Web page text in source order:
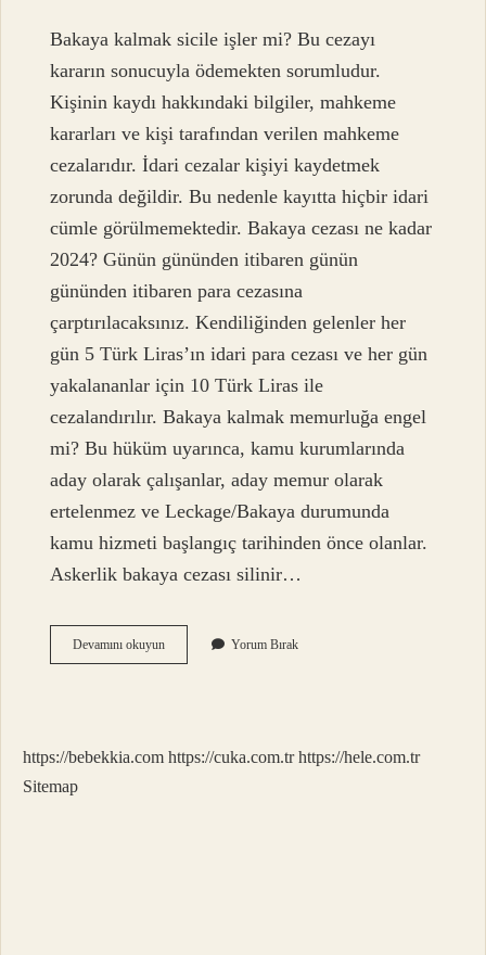
Bakaya kalmak sicile işler mi? Bu cezayı
kararın sonucuyla ödemekten sorumludur.
Kişinin kaydı hakkındaki bilgiler, mahkeme
kararları ve kişi tarafından verilen mahkeme
cezalarıdır. İdari cezalar kişiyi kaydetmek
zorunda değildir. Bu nedenle kayıtta hiçbir idari
cümle görülmemektedir. Bakaya cezası ne kadar
2024? Günün gününden itibaren günün
gününden itibaren para cezasına
çarptırılacaksınız. Kendiliğinden gelenler her
gün 5 Türk Liras’ın idari para cezası ve her gün
yakalananlar için 10 Türk Liras ile
cezalandırılır. Bakaya kalmak memurluğa engel
mi? Bu hüküm uyarınca, kamu kurumlarında
aday olarak çalışanlar, aday memur olarak
ertelenmez ve Leckage/Bakaya durumunda
kamu hizmeti başlangıç ​​tarihinden önce olanlar.
Askerlik bakaya cezası silinir…
Devamını okuyunBakaya
Cezası
Yorum Bırak
https://bebekkia.com https://cuka.com.tr https://hele.com.tr
Sitemap